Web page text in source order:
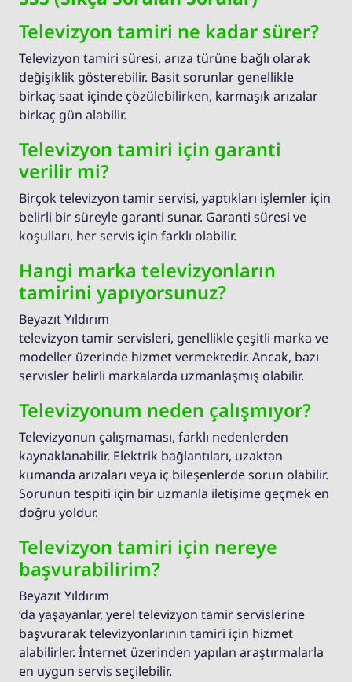
Televizyon tamiri ne kadar sürer?
Televizyon tamiri süresi, arıza türüne bağlı olarak
değişiklik gösterebilir. Basit sorunlar genellikle
birkaç saat içinde çözülebilirken, karmaşık arızalar
birkaç gün alabilir.
Televizyon tamiri için garanti
verilir mi?
Birçok televizyon tamir servisi, yaptıkları işlemler için
belirli bir süreyle garanti sunar. Garanti süresi ve
koşulları, her servis için farklı olabilir.
Hangi marka televizyonların
tamirini yapıyorsunuz?
Beyazıt Yıldırım
televizyon tamir servisleri, genellikle çeşitli marka ve
modeller üzerinde hizmet vermektedir. Ancak, bazı
servisler belirli markalarda uzmanlaşmış olabilir.
Televizyonum neden çalışmıyor?
Televizyonun çalışmaması, farklı nedenlerden
kaynaklanabilir. Elektrik bağlantıları, uzaktan
kumanda arızaları veya iç bileşenlerde sorun olabilir.
Sorunun tespiti için bir uzmanla iletişime geçmek en
doğru yoldur.
Televizyon tamiri için nereye
başvurabilirim?
Beyazıt Yıldırım
‘da yaşayanlar, yerel televizyon tamir servislerine
başvurarak televizyonlarının tamiri için hizmet
alabilirler. İnternet üzerinden yapılan araştırmalarla
en uygun servis seçilebilir.